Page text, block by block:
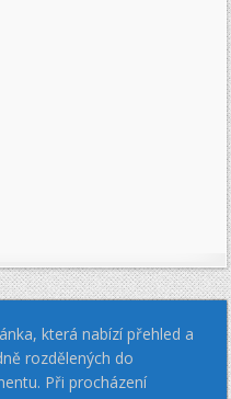
která nabízí přehled a
rozdělených do
Při procházení